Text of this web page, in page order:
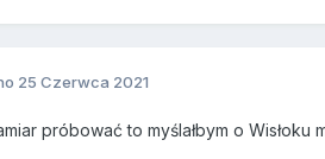
25 Czerwca 2021
próbować to myślałbym o Wisłoku